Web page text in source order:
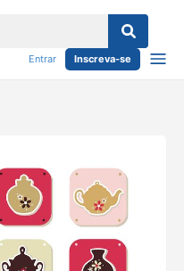
Entrar Inscreva-se